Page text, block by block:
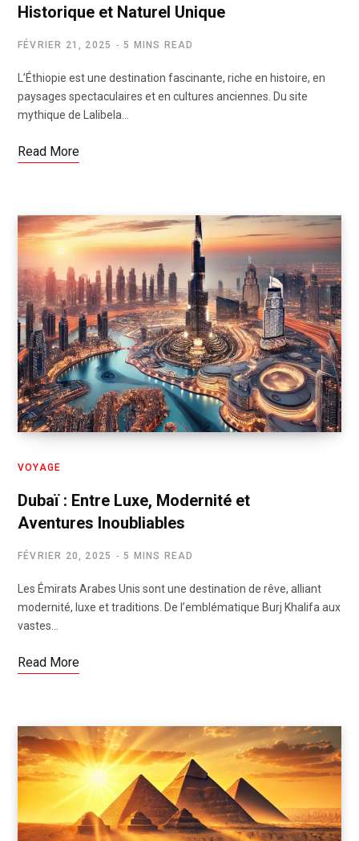
Historique et Naturel Unique
FÉVRIER 21, 2025 5 MINS READ
L’Éthiopie est une destination fascinante, riche en histoire, en
paysages spectaculaires et en cultures anciennes. Du site
mythique de Lalibela…
Read More
VOYAGE
Dubaï : Entre Luxe, Modernité et
Aventures Inoubliables
FÉVRIER 20, 2025 5 MINS READ
Les Émirats Arabes Unis sont une destination de rêve, alliant
modernité, luxe et traditions. De l’emblématique Burj Khalifa aux
vastes…
Read More